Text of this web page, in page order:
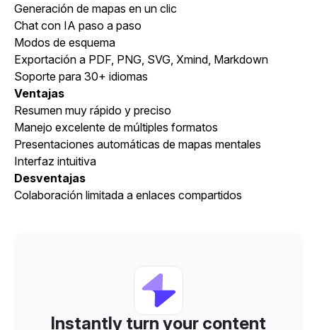
Generación de mapas en un clic
Chat con IA paso a paso
Modos de esquema
Exportación a PDF, PNG, SVG, Xmind, Markdown
Soporte para 30+ idiomas
Ventajas
Resumen muy rápido y preciso
Manejo excelente de múltiples formatos
Presentaciones automáticas de mapas mentales
Interfaz intuitiva
Desventajas
Colaboración limitada a enlaces compartidos
Instantly turn your content